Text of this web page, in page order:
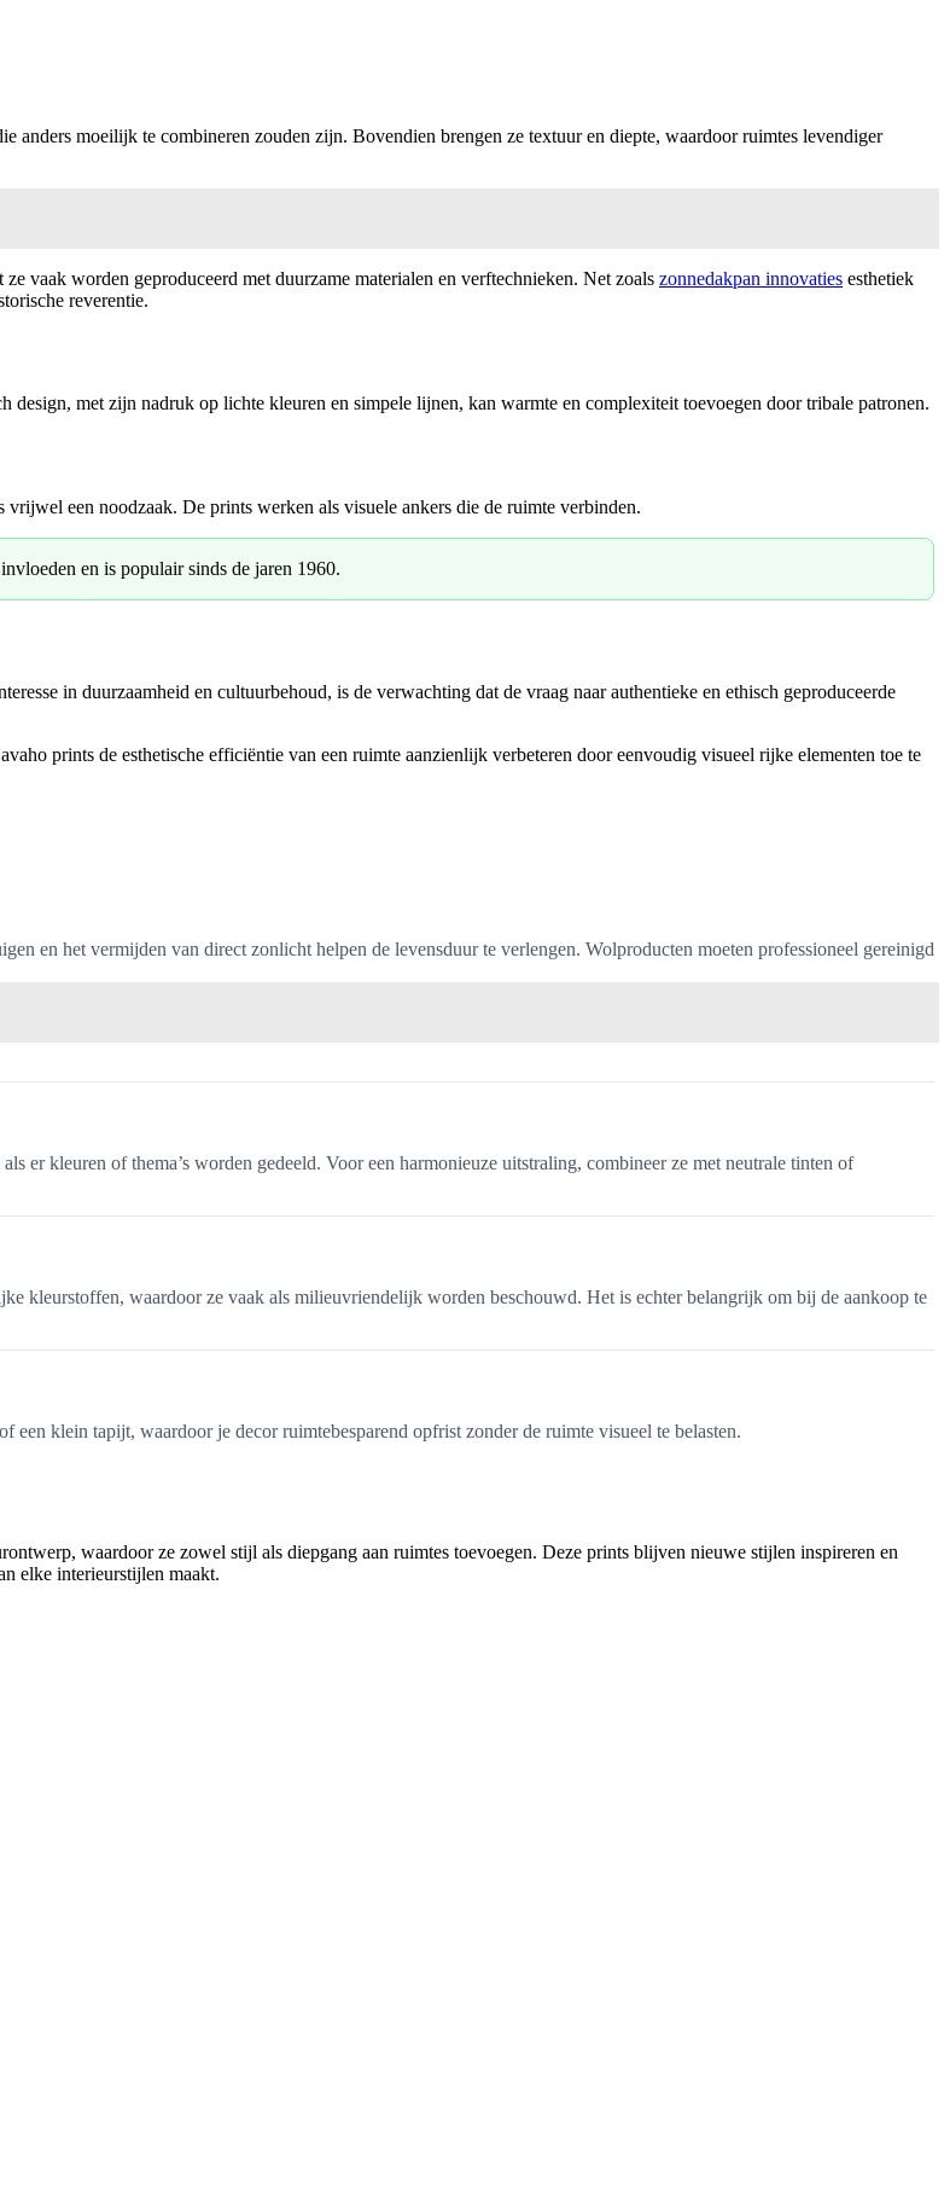
moeilijk te combineren zouden zijn. Bovendien brengen ze textuur en diepte, waardoor ruimtes levendiger
vaak worden geproduceerd met duurzame materialen en verftechnieken. Net zoals zonnedakpan innovaties esthetiek
reverentie.
met zijn nadruk op lichte kleuren en simpele lijnen, kan warmte en complexiteit toevoegen door tribale patronen.
een noodzaak. De prints werken als visuele ankers die de ruimte verbinden.
en is populair sinds de jaren 1960.
in duurzaamheid en cultuurbehoud, is de verwachting dat de vraag naar authentieke en ethisch geproduceerde
prints de esthetische efficiëntie van een ruimte aanzienlijk verbeteren door eenvoudig visueel rijke elementen toe te
en het vermijden van direct zonlicht helpen de levensduur te verlengen. Wolproducten moeten professioneel gereinigd
er kleuren of thema’s worden gedeeld. Voor een harmonieuze uitstraling, combineer ze met neutrale tinten of
kleurstoffen, waardoor ze vaak als milieuvriendelijk worden beschouwd. Het is echter belangrijk om bij de aankoop te
klein tapijt, waardoor je decor ruimtebesparend opfrist zonder de ruimte visueel te belasten.
waardoor ze zowel stijl als diepgang aan ruimtes toevoegen. Deze prints blijven nieuwe stijlen inspireren en
elke interieurstijlen maakt.